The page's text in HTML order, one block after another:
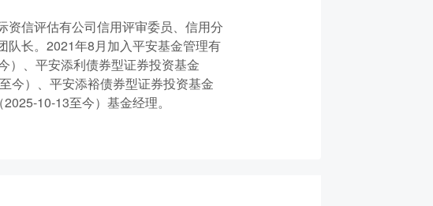
资信评估有公司信用评审委员、信用分
队长。2021年8月加入平安基金管理有
）、平安添利债券型证券投资基金
今）、平安添裕债券型证券投资基金
10-13至今）基金经理。